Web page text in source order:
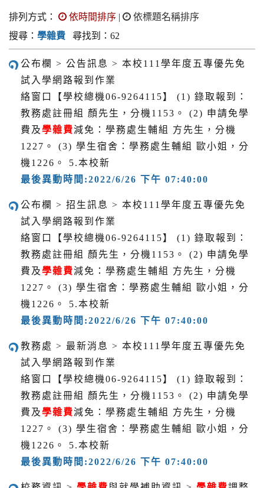
排列方式： 依時間排序 |
依標題名稱排序
搜尋： 學雜費 尋找到：62
公布欄 > 公告訊息 > 本校111學年度五專優先免
試入學網路報到作業
絡窗口【學校總機06-9264115】 (1) 錄取報到：
教務處註冊組 顏先生，分機1153。 (2) 申請免學
費及學雜費減免：學務處生輔組 方先生，分機
1227。 (3) 學生宿舍：學務處生輔組 歐小姐，分
機1226。 5.本校新
最後異動時間:2022/6/26 下午 07:40:00
公布欄 > 招生訊息 > 本校111學年度五專優先免
試入學網路報到作業
絡窗口【學校總機06-9264115】 (1) 錄取報到：
教務處註冊組 顏先生，分機1153。 (2) 申請免學
費及學雜費減免：學務處生輔組 方先生，分機
1227。 (3) 學生宿舍：學務處生輔組 歐小姐，分
機1226。 5.本校新
最後異動時間:2022/6/26 下午 07:40:00
教務處 > 最新消息 > 本校111學年度五專優先免
試入學網路報到作業
絡窗口【學校總機06-9264115】 (1) 錄取報到：
教務處註冊組 顏先生，分機1153。 (2) 申請免學
費及學雜費減免：學務處生輔組 方先生，分機
1227。 (3) 學生宿舍：學務處生輔組 歐小姐，分
機1226。 5.本校新
最後異動時間:2022/6/26 下午 07:40:00